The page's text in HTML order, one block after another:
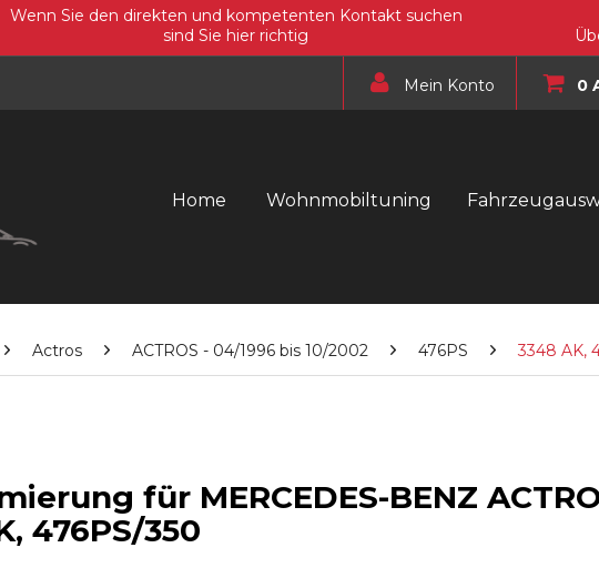
Wenn Sie den direkten und kompetenten Kontakt suchen
sind Sie hier richtig
Mein Konto 0
Home Wohnmobiltuning
Actros ACTROS - 04/1996 bis 10/2002 476PS 3348 AK,
für MERCEDES-BENZ
476PS/350